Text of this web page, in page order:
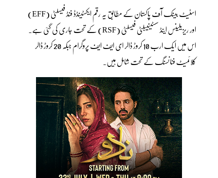
اسٹیٹ بینک آف پاکستان کے مطابق یہ رقم ایکسٹینڈڈ فنڈ فیسلٹی (EFF)
اور ریزیلینس اینڈ سسٹینیبلٹی فیسلٹی (RSF) کے تحت جاری کی گئی ہے۔
اس میں ایک ارب 10 کروڑ ڈالر ای ایف ایف پروگرام جبکہ 20 کروڑ ڈالر
کلائمیٹ فنانسنگ کے تحت شامل ہیں۔